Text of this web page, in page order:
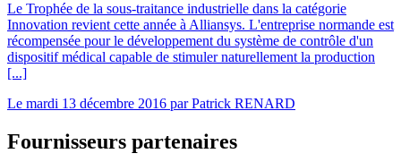
Le Trophée de la sous-traitance industrielle dans la catégorie
Innovation revient cette année à Alliansys. L'entreprise normande est
récompensée pour le développement du système de contrôle d'un
dispositif médical capable de stimuler naturellement la production
[...]
Le mardi 13 décembre 2016 parPatrick RENARD
Fournisseurs partenaires